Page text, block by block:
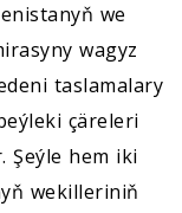
we
wagyz
taslamalary
çäreleri
Şeýle hem iki
wekilleriniň